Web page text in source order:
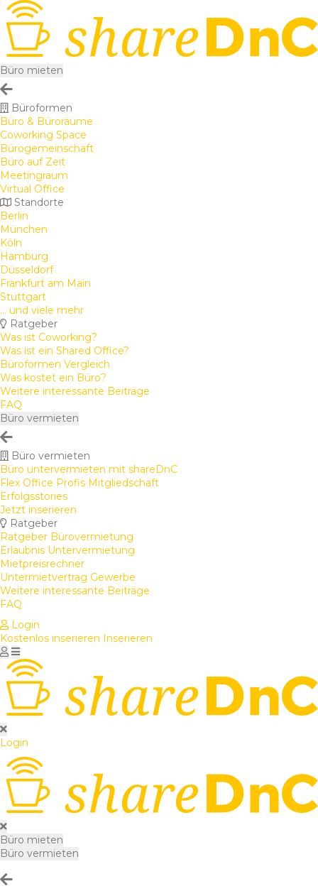
Büro mieten
Büroformen
Büro & Büroräume
Coworking Space
Bürogemeinschaft
Büro auf Zeit
Meetingraum
Virtual Office
Standorte
Berlin
München
Köln
Hamburg
Düsseldorf
Frankfurt am Main
Stuttgart
... und viele mehr
Ratgeber
Was ist Coworking?
Was ist ein Shared Office?
Büroformen Vergleich
Was kostet ein Büro?
Weitere interessante Beiträge
FAQ
Büro vermieten
Büro vermieten
Büro untervermieten mit shareDnC
Flex Office Profis Mitgliedschaft
Erfolgsstories
Jetzt inserieren
Ratgeber
Ratgeber Bürovermietung
Erlaubnis Untervermietung
Mietpreisrechner
Untermietvertrag Gewerbe
Weitere interessante Beiträge
FAQ
Login
Kostenlos inserieren Inserieren
Login
Büro mieten
Büro vermieten